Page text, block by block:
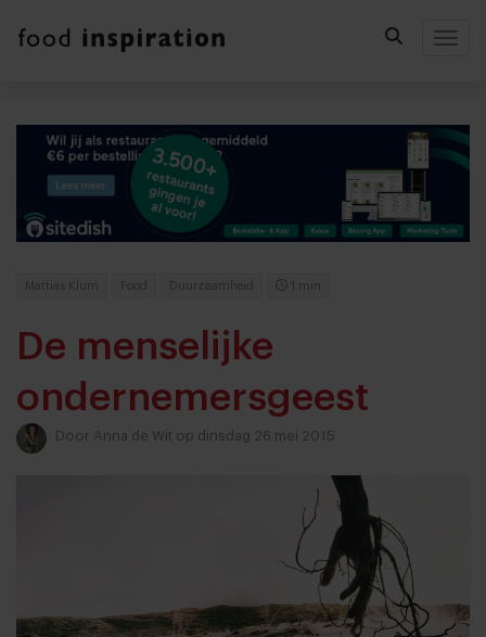
Mattias Klum Food Duurzaamheid 1 min
De menselijke
ondernemersgeest
Door Anna de Wit op dinsdag 26 mei 2015